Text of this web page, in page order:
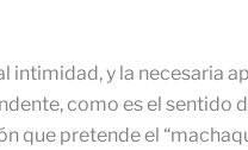
intimidad, y la necesaria
como es el sentido
que pretende el